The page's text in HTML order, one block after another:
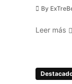
By
Leer más